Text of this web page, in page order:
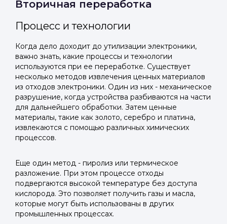
Вторичная переработка
Процесс и технологии
Когда дело доходит до утилизации электроники,
важно знать, какие процессы и технологии
используются при ее переработке. Существует
несколько методов извлечения ценных материалов
из отходов электроники. Один из них - механическое
разрушение, когда устройства разбиваются на части
для дальнейшего обработки. Затем ценные
материалы, такие как золото, серебро и платина,
извлекаются с помощью различных химических
процессов.
Еще один метод - пиролиз или термическое
разложение. При этом процессе отходы
подвергаются высокой температуре без доступа
кислорода. Это позволяет получить газы и масла,
которые могут быть использованы в других
промышленных процессах.